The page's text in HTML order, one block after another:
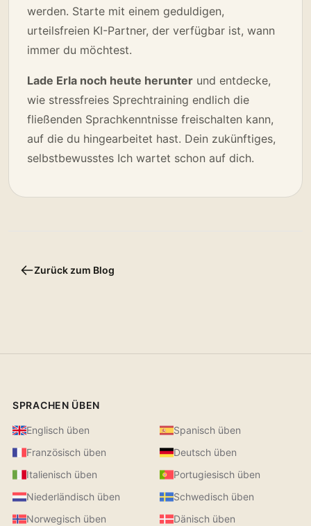
werden. Starte mit einem geduldigen,
urteilsfreien KI-Partner, der verfügbar ist, wann
immer du möchtest.
Lade Erla noch heute herunter und entdecke,
wie stressfreies Sprechtraining endlich die
fließenden Sprachkenntnisse freischalten kann,
auf die du hingearbeitet hast. Dein zukünftiges,
selbstbewusstes Ich wartet schon auf dich.
Zurück zum Blog
SPRACHEN ÜBEN
Englisch üben
Spanisch üben
Französisch üben
Deutsch üben
Italienisch üben
Portugiesisch üben
Niederländisch üben
Schwedisch üben
Norwegisch üben
Dänisch üben